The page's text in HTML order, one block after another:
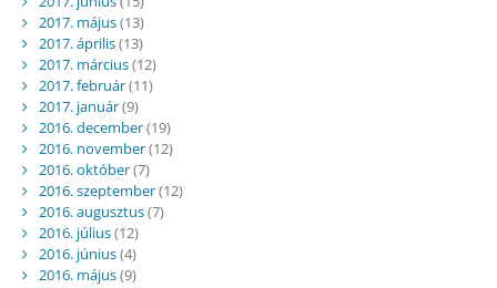
2017. május(13)
2017. április(13)
2017. március(12)
2017. február(11)
2017. január(9)
2016. december(19)
2016. november(12)
2016. október(7)
2016. szeptember(12)
2016. augusztus(7)
2016. július(12)
2016. június(4)
2016. május(9)